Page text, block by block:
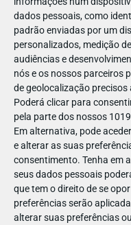
dados pessoais, como
padrão enviadas por um
personalizados, medição
audiências e
nós e os nossos parceiros
de geolocalização
Poderá clicar para
pela parte dos nossos
Em alternativa, pode
e alterar as suas
consentimento. Tenha em
seus dados pessoais
que tem o direito de se
preferências serão
alterar suas preferências